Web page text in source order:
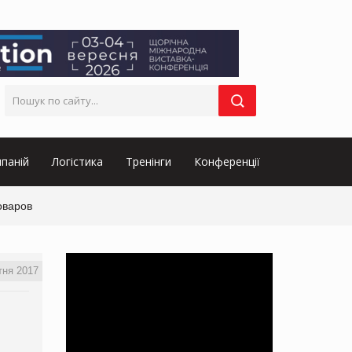
Логістика Тренінги Конференції
2017